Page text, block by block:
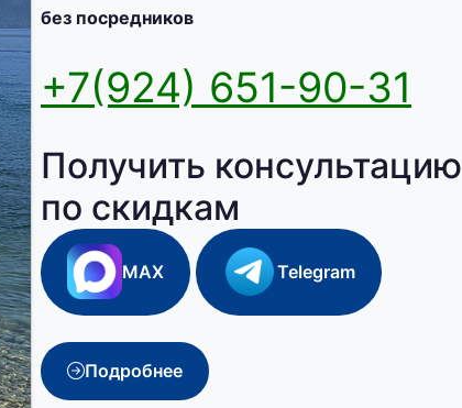
без посредников
+7(924) 651-90-31
Получить консультацию
по скидкам
MAX Telegram
Подробнее